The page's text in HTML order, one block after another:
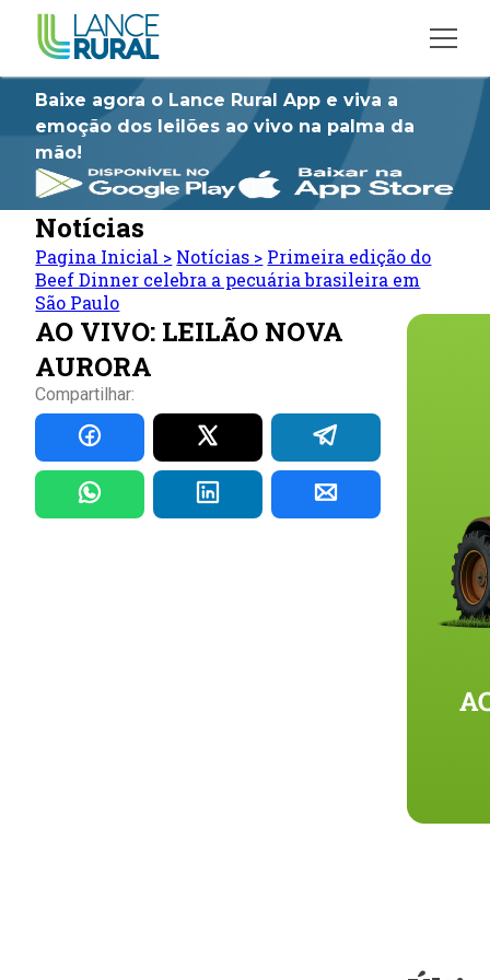
Baixe agora o Lance Rural App e viva a
emoção dos leilões ao vivo na palma da
mão!
Notícias
Pagina Inicial > Notícias > Primeira edição do
Beef Dinner celebra a pecuária brasileira em
São Paulo
AO VIVO: LEILÃO NOVA
AURORA
Compartilhar: